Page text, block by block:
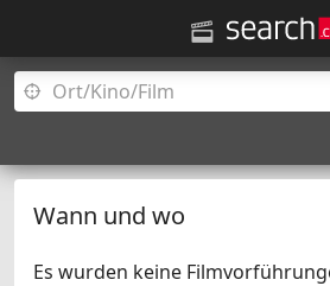
Wann und wo
Es wurden keine